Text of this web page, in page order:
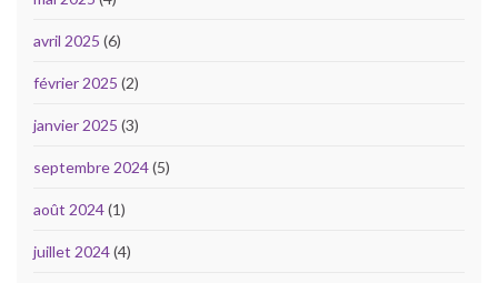
avril 2025 (6)
février 2025 (2)
janvier 2025 (3)
septembre 2024(5)
août 2024(1)
juillet 2024(4)